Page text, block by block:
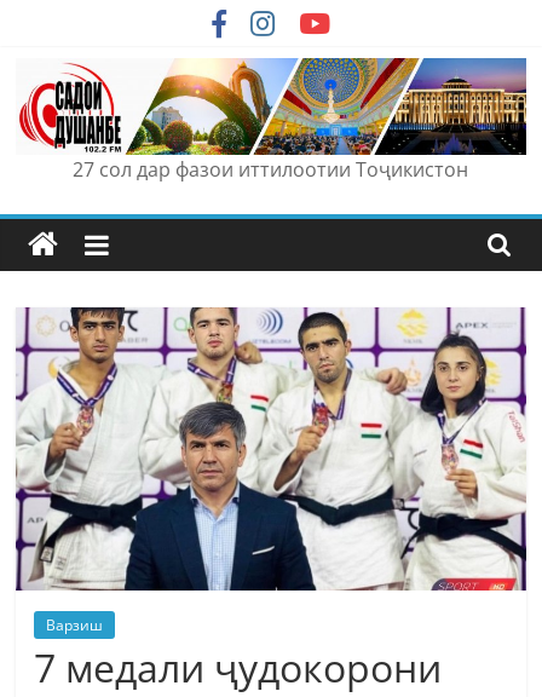
content
27 сол дар фазои иттилоотии Тоҷикистон
Варзиш
7 медали ҷудокорони